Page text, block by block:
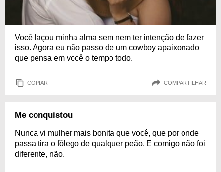
Você laçou minha alma sem nem ter intenção de fazer
isso. Agora eu não passo de um cowboy apaixonado
que pensa em você o tempo todo.
COPIAR COMPARTILHAR
Me conquistou
Nunca vi mulher mais bonita que você, que por onde
passa tira o fôlego de qualquer peão. E comigo não foi
diferente, não.